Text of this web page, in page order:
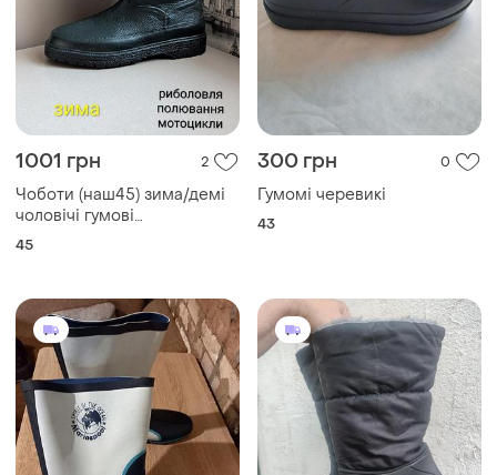
1001 грн 2
Чоботи (наш45) зима/демі
чоловічі гумові
водонепроникні м'яка
45
300 грн 0
Гумомі черевикі
43